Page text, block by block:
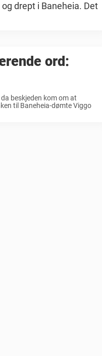
drept i Baneheia. Det
ord:
beskjeden kom om at
til Baneheia-dømte Viggo